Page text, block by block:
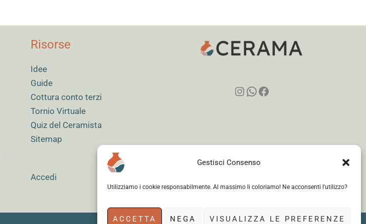
Gestisci Consenso
Utilizziamo i cookie responsabilmente. Al massimo li coloriamo! Ne acconsenti l'utilizzo?
ACCETTA NEGA VISUALIZZA LE PREFERENZE
Risorse
Idee
Guide
Cottura conto terzi
Tornio Virtuale
Quiz del Ceramista
Sitemap
Accedi
Instagram
WhatsApp
Facebook